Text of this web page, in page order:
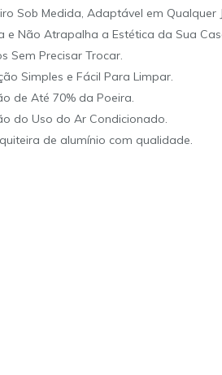
Sob Medida, Adaptável em Qualquer
e Não Atrapalha a Estética da Sua
Sem Precisar Trocar.
Simples e Fácil Para Limpar.
de Até 70% da Poeira.
do Uso do Ar Condicionado.
de alumínio com qualidade.